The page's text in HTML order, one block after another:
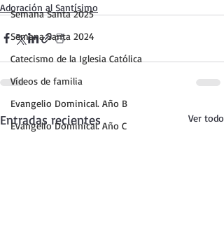
Semana Santa 2025
Semana Santa 2024
Catecismo de la Iglesia Católica
Vídeos de familia
Evangelio Dominical. Año B
Evangelio Dominical. Año C
Adoración al Santísimo
Entradas recientes Ver todo